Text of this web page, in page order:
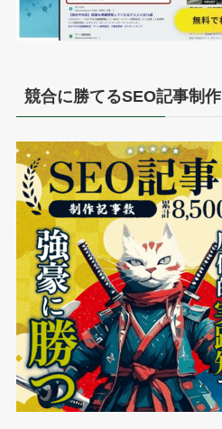
競合に勝てるSEO記事制作